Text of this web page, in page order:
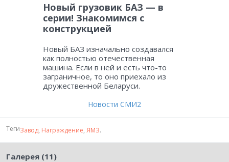
Новый грузовик БАЗ — в
серии! Знакомимся с
конструкцией
Новый БАЗ изначально создавался
как полностью отечественная
машина. Если в ней и есть что-то
заграничное, то оно приехало из
дружественной Беларуси.
Новости СМИ2
ТегиЗавод, Награждение, ЯМЗ.
Галерея (11)